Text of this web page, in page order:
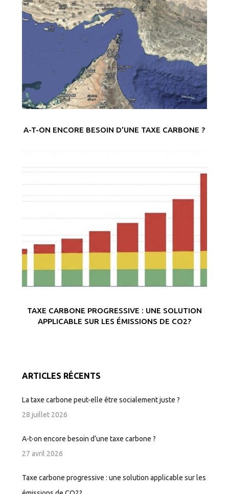
A-T-ON ENCORE BESOIN D’UNE TAXE CARBONE ?
TAXE CARBONE PROGRESSIVE : UNE SOLUTION
APPLICABLE SUR LES ÉMISSIONS DE CO2?
ARTICLES RÉCENTS
La taxe carbone peut-elle être socialement juste ?
28 juillet 2026
A-t-on encore besoin d’une taxe carbone ?
27 avril 2026
Taxe carbone progressive : une solution applicable sur les